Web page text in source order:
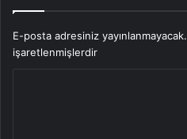
E-posta adresiniz yayınlanmayacak.
işaretlenmişlerdir